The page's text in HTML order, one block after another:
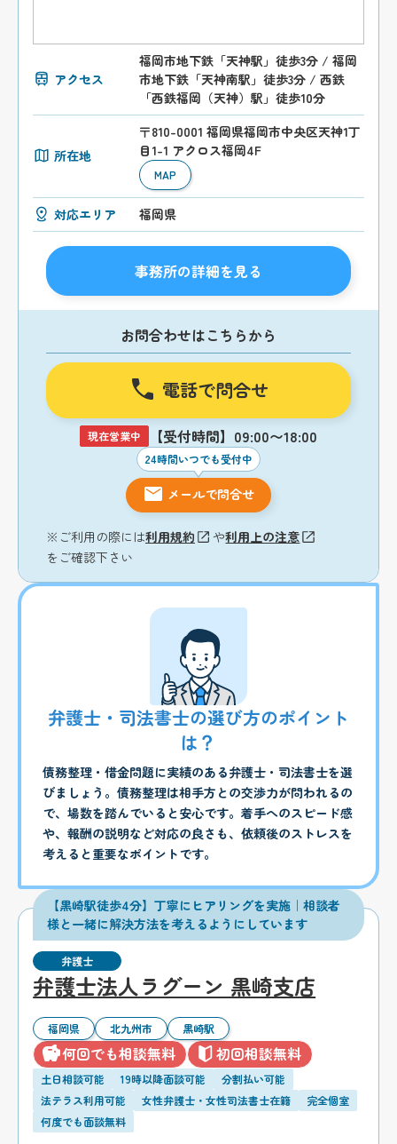
アクセス
福岡市地下鉄「天神駅」徒歩3分 / 福岡
市地下鉄「天神南駅」徒歩3分 / 西鉄
「西鉄福岡（天神）駅」徒歩10分
所在地
〒810-0001 福岡県福岡市中央区天神1丁
目1-1 アクロス福岡4F
MAP
対応エリア 福岡県
事務所の詳細を見る
お問合わせはこちらから
電話で問合せ
現在営業中 【受付時間】09:00〜18:00
24時間いつでも受付中
メールで問合せ
※ご利用の際には利用規約 や利用上の注意
をご確認下さい
弁護士・司法書士の選び方のポイント
は？
債務整理・借金問題に実績のある弁護士・司法書士を選
びましょう。債務整理は相手方との交渉力が問われるの
で、場数を踏んでいると安心です。着手へのスピード感
や、報酬の説明など対応の良さも、依頼後のストレスを
考えると重要なポイントです。
【黒崎駅徒歩4分】丁寧にヒアリングを実施｜相談者
様と一緒に解決方法を考えるようにしています
弁護士
弁護士法人ラグーン 黒崎支店
福岡県 北九州市 黒崎駅
何回でも相談無料 初回相談無料
土日相談可能 19時以降面談可能
分割払い可能
法テラス利用可能
女性弁護士・女性司法書士在籍
完全個室
何度でも面談無料